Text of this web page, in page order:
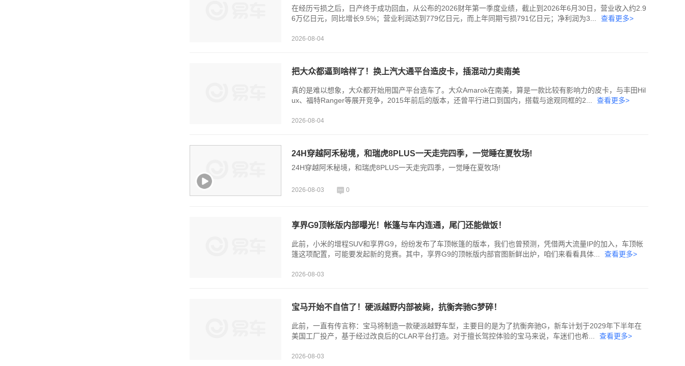
在经历亏损之后，日产终于成功回血，从公布的2026财年第一季度业绩，截止到2026年6月30日，营业收入约2.9
6万亿日元，同比增长9.5%；营业利润达到779亿日元，而上年同期亏损791亿日元；净利润为3...
查看更多>
2026-08-04
把大众都逼到啥样了！换上汽大通平台造皮卡，插混动力卖南美
真的是难以想象，大众都开始用国产平台造车了。大众Amarok在南美，算是一款比较有影响力的皮卡，与丰田Hil
ux、福特Ranger等展开竞争，2015年前后的版本，还曾平行进口到国内，搭载与途观同框的2...
查看更多>
2026-08-04
24H穿越阿禾秘境，和瑞虎8PLUS一天走完四季，一觉睡在夏牧场!
24H穿越阿禾秘境，和瑞虎8PLUS一天走完四季，一觉睡在夏牧场!
2026-08-03 0
享界G9顶帐版内部曝光！帐篷与车内连通，尾门还能做饭！
此前，小米的增程SUV和享界G9，纷纷发布了车顶帐篷的版本，我们也曾预测，凭借两大流量IP的加入，车顶帐
篷这项配置，可能要发起新的竞赛。其中，享界G9的顶帐版内部官图新鲜出炉，咱们来看看具体...
查看更多>
2026-08-03
宝马开始不自信了！硬派越野内部被毙，抗衡奔驰G梦碎！
此前，一直有传言称：宝马将制造一款硬派越野车型，主要目的是为了抗衡奔驰G，新车计划于2029年下半年在
美国工厂投产，基于经过改良后的CLAR平台打造。对于擅长驾控体验的宝马来说，车迷们也希...
查看更多>
2026-08-03